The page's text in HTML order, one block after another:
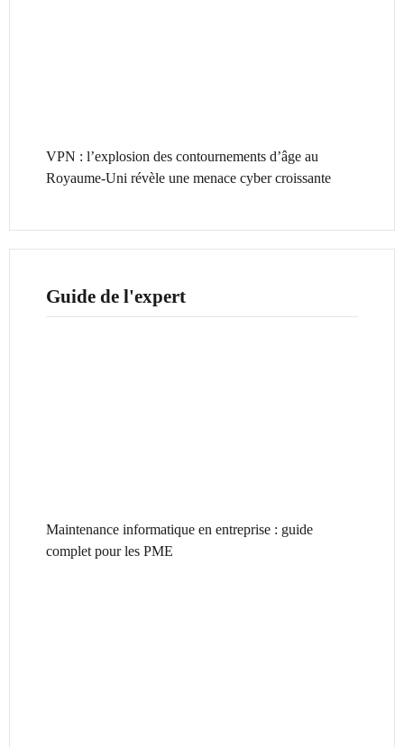
VPN : l’explosion des contournements d’âge au
Royaume-Uni révèle une menace cyber croissante
Guide de l'expert
Maintenance informatique en entreprise : guide
complet pour les PME